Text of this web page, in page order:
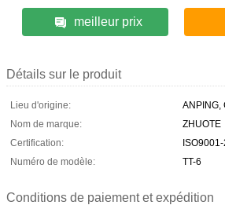
meilleur prix
Détails sur le produit
Lieu d'origine:
ANPING,
Nom de marque:
ZHUOTE
Certification:
Numéro de modèle:
TT-6
Conditions de paiement et expédition